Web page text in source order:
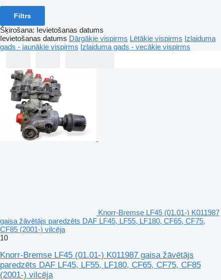
Filtrs
Šķirošana: Ievietošanas datums
Ievietošanas datums Dārgākie vispirms Lētākie vispirms Izlaiduma
gads - jaunākie vispirms Izlaiduma gads - vecākie vispirms
Knorr-Bremse LF45 (01.01-) K011987
gaisa žāvētājs paredzēts DAF LF45, LF55, LF180, CF65, CF75,
CF85 (2001-) vilcēja
10
Knorr-Bremse LF45 (01.01-) K011987 gaisa žāvētājs
paredzēts DAF LF45, LF55, LF180, CF65, CF75, CF85
(2001-) vilcēja